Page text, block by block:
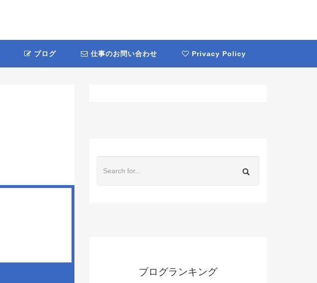
ブログ 仕事のお問い合わせ Privacy Policy
ブログランキング